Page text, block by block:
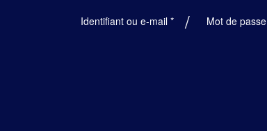
Identifiant ou e-mail *ObligatoireMot de passe